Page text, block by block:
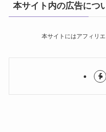
本サイト内の広告につ
本サイトにはアフィリ